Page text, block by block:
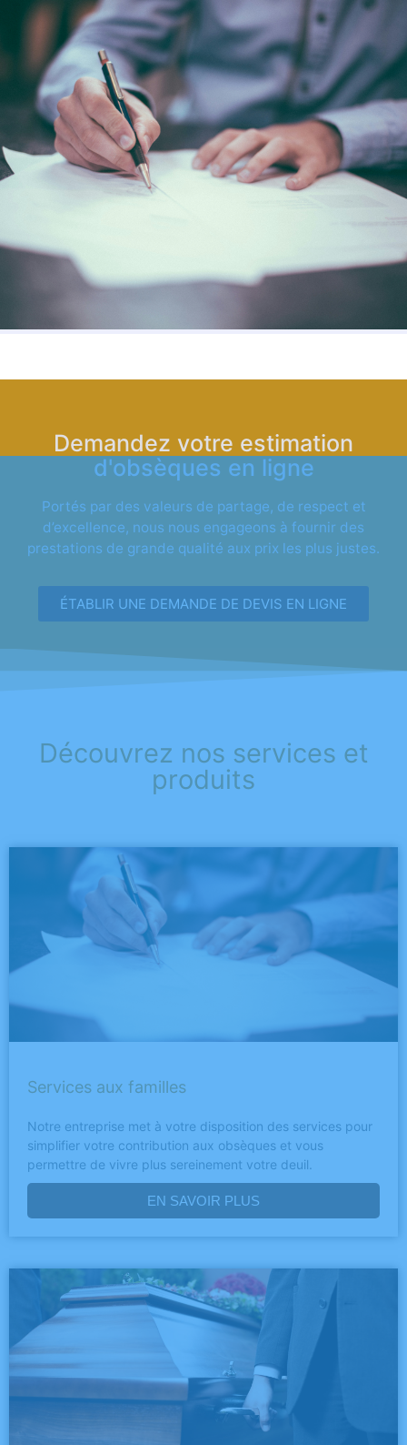
Demandez votre estimation
d'obsèques en ligne
Portés par des valeurs de partage, de respect et
d’excellence, nous nous engageons à fournir des
prestations de grande qualité aux prix les plus justes.
ÉTABLIR UNE DEMANDE DE DEVIS EN LIGNE
Découvrez nos services et
produits
Services aux familles
Notre entreprise met à votre disposition des services pour
simplifier votre contribution aux obsèques et vous
permettre de vivre plus sereinement votre deuil.
EN SAVOIR PLUS